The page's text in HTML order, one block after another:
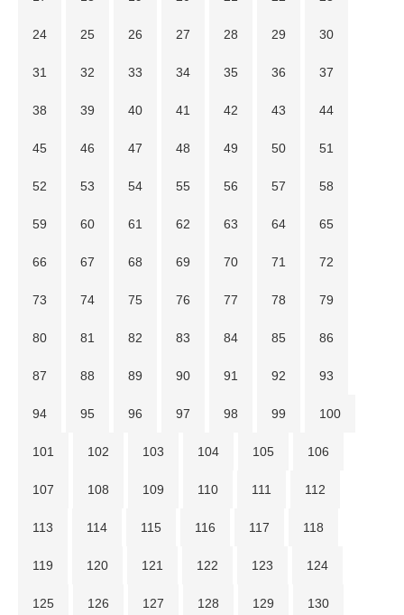
24 25 26 27 28 29 30
31 32 33 34 35 36 37
38 39 40 41 42 43 44
45 46 47 48 49 50 51
52 53 54 55 56 57 58
59 60 61 62 63 64 65
66 67 68 69 70 71 72
73 74 75 76 77 78 79
80 81 82 83 84 85 86
87 88 89 90 91 92 93
94 95 96 97 98 99 100
101 102 103 104 105 106
107 108 109 110 111 112
113 114 115 116 117 118
119 120 121 122 123 124
125 126 127 128 129 130